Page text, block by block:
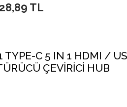
28,89 TL
TYPE-C 5 IN 1 HDMI /
ÇEVİRİCİ HUB